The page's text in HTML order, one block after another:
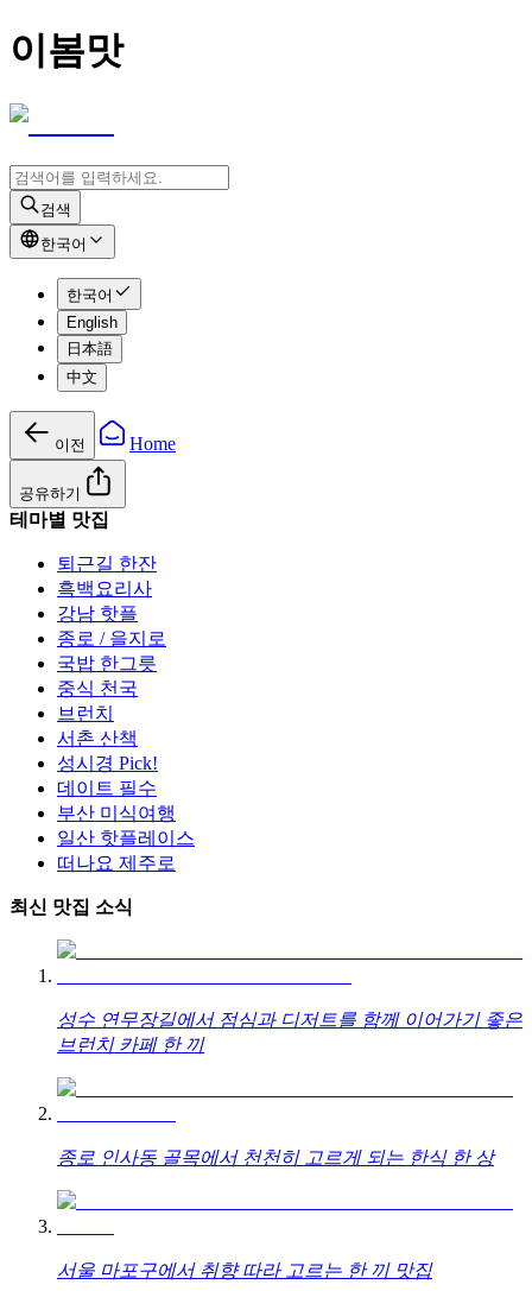
이봄맛
검색
한국어
한국어
English
日本語
中文
이전 Home
공유하기
테마별 맛집
퇴근길 한잔
흑백요리사
강남 핫플
종로 / 을지로
국밥 한그릇
중식 천국
브런치
서촌 산책
성시경 Pick!
데이트 필수
부산 미식여행
일산 핫플레이스
떠나요 제주로
최신 맛집 소식
성수 연무장길에서 점심과 디저트를 함께 이어가기 좋은
브런치 카페 한 끼
종로 인사동 골목에서 천천히 고르게 되는 한식 한 상
서울 마포구에서 취향 따라 고르는 한 끼 맛집